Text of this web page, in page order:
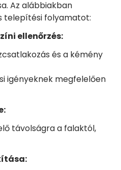
Az alábbiakban
telepítési folyamatot:
ellenőrzés:
és a kémény
igényeknek megfelelően
távolságra a falaktól,